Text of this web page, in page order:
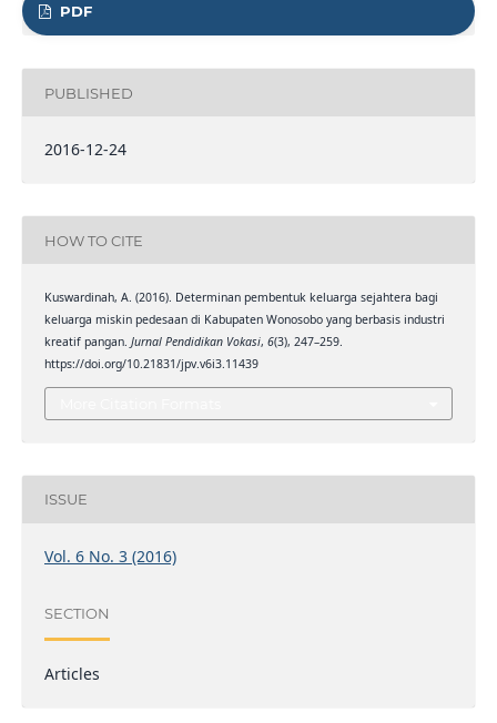
PDF
PUBLISHED
2016-12-24
HOW TO CITE
Kuswardinah, A. (2016). Determinan pembentuk keluarga sejahtera bagi
keluarga miskin pedesaan di Kabupaten Wonosobo yang berbasis industri
kreatif pangan. Jurnal Pendidikan Vokasi, 6(3), 247–259.
https://doi.org/10.21831/jpv.v6i3.11439
ISSUE
Vol. 6 No. 3 (2016)
SECTION
Articles